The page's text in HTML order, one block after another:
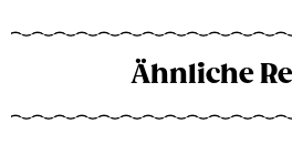
Ähnliche